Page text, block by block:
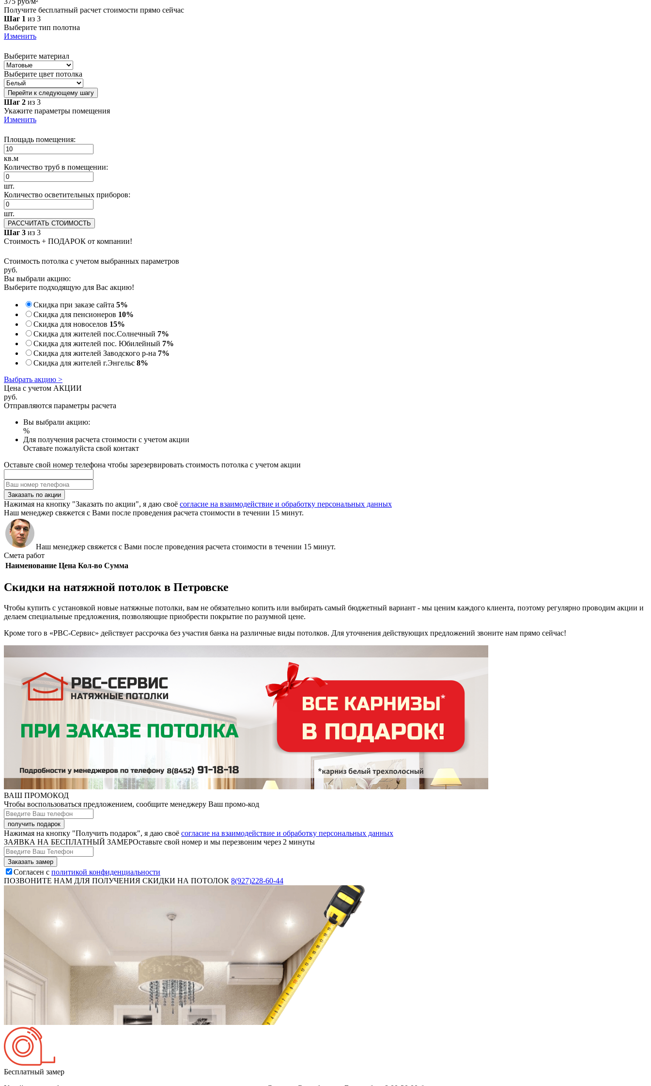
Получите бесплатный расчет стоимости прямо сейчас
Шаг 1 из 3
Выберите тип полотна
Изменить
Выберите материал
Выберите цвет потолка
Перейти к следующему шагу
Шаг 2 из 3
Укажите параметры помещения
Изменить
Площадь помещения:
кв.м
Количество труб в помещении:
шт.
Количество осветительных приборов:
шт.
РАССЧИТАТЬ СТОИМОСТЬ
Шаг 3 из 3
Стоимость + ПОДАРОК от компании!
Стоимость потолка с учетом выбранных параметров
руб.
Вы выбрали акцию:
Выберите подходящую для Вас акцию!
Скидка при заказе сайта 5%
Скидка для пенсионеров 10%
Скидка для новоселов 15%
Скидка для жителей пос.Солнечный 7%
Скидка для жителей пос. Юбилейный 7%
Скидка для жителей Заводского р-на 7%
Скидка для жителей г.Энгельс 8%
Выбрать акцию >
Цена с учетом АКЦИИ
руб.
Отправляются параметры расчета
Вы выбрали акцию:
%
Для получения расчета стоимости с учетом акции
Оставьте пожалуйста свой контакт
Оставьте свой номер телефона чтобы зарезервировать стоимость потолка с учетом акции
Заказать по акции
Нажимая на кнопку "Заказать по акции", я даю своё согласие на взаимодействие и обработку персональных данных
Наш менеджер свяжется с Вами после проведения расчета стоимости в течении 15 минут.
Наш менеджер свяжется с Вами после проведения расчета стоимости в течении 15 минут.
Смета работ
Наименование Цена Кол-во Сумма
Скидки на натяжной потолок в Петровске
Чтобы купить с установкой новые натяжные потолки, вам не обязательно копить или выбирать самый бюджетный вариант - мы ценим каждого клиента, поэтому регулярно проводим акции и
делаем специальные предложения, позволяющие приобрести покрытие по разумной цене.
Кроме того в «РВС-Сервис» действует рассрочка без участия банка на различные виды потолков. Для уточнения действующих предложений звоните нам прямо сейчас!
ВАШ ПРОМОКОД
Чтобы воспользоваться предложением, сообщите менеджеру Ваш промо-код
Нажимая на кнопку "Получить подарок", я даю своё согласие на взаимодействие и обработку персональных данных
ЗАЯВКА НА БЕСПЛАТНЫЙ ЗАМЕРОставьте свой номер и мы перезвоним через 2 минуты
Согласен с политикой конфиденциальности
ПОЗВОНИТЕ НАМ ДЛЯ ПОЛУЧЕНИЯ СКИДКИ НА ПОТОЛОК 8(927)228-60-44
Бесплатный замер